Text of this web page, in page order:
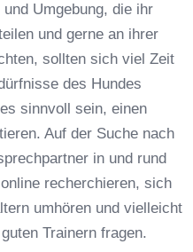
Umgebung, die ihr
und gerne an ihrer
sollten sich viel Zeit
des Hundes
sinnvoll sein, einen
Auf der Suche nach
in und rund
recherchieren, sich
umhören und vielleicht
Trainern fragen.